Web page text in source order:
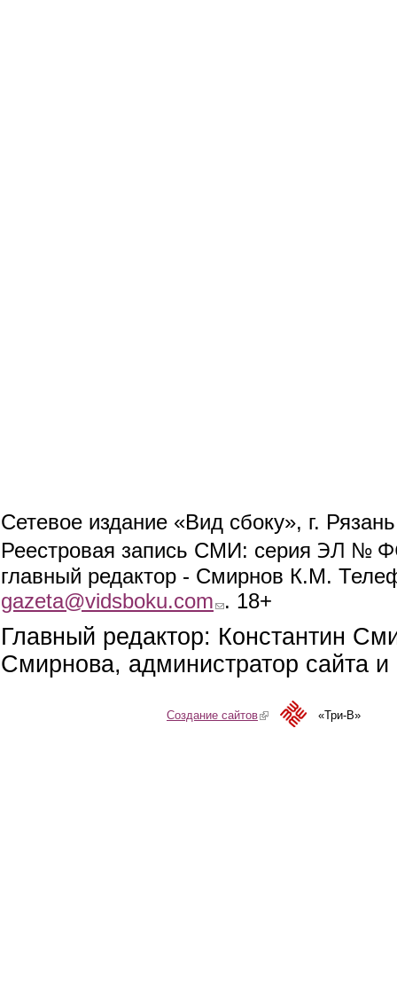
Сетевое издание «Вид сбоку», г.
Реестровая запись СМИ: серия ЭЛ №
главный редактор - Смирнов К.М.
gazeta@vidsboku.com (link sends e-mail)
. 18+
Главный редактор: Константин
Смирнова, администратор сайта
Создание сайтов(link is external)«Три-В»